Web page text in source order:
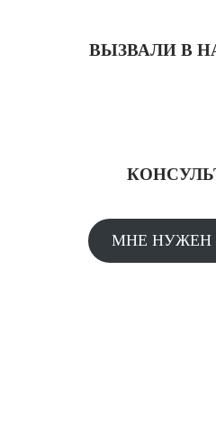
ВЫЗВАЛИ В
МНЕ НУЖЕН